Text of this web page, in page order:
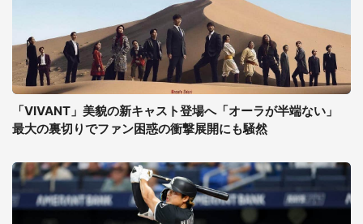
「VIVANT」美貌の新キャスト登場へ「オーラが半端ない」
最大の裏切りでファン困惑の衝撃展開にも騒然